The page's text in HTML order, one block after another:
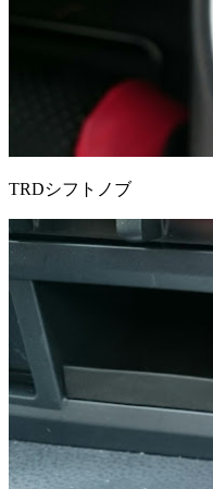
TRDシフトノブ